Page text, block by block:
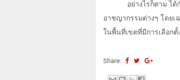
อย่างไรก็ตาม ไ
อาชญากรรมต่างๆ โดยเ
ในพื้นที่เขตที่มีการเลือกตั้
Share: